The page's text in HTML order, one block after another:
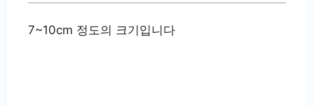
7~10cm 정도의 크기입니다